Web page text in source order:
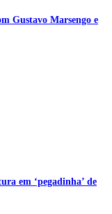
Gustavo Marsengo e
em ‘pegadinha’ de